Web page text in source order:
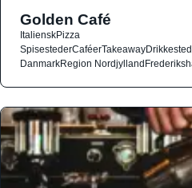
Golden Café
ItalienskPizza
SpisestederCaféerTakeaway
DanmarkRegion Nordjylland